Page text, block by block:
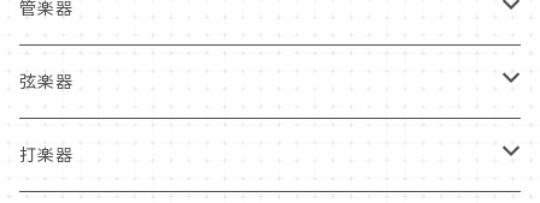
管楽器
管楽器新品本体
フルート
管楽器中古本体
弦楽器
弦楽器新品本体
打楽器